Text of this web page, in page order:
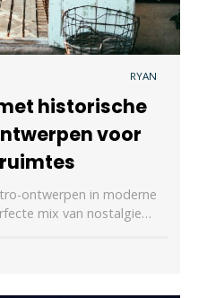
RYAN
historische
voor
ontwerpen in moderne
mix van nostalgie…